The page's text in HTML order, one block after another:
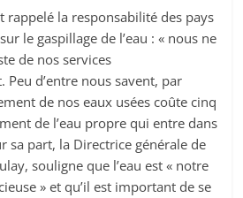
rappelé la responsabilité des pays
le gaspillage de l’eau : « nous ne
de nos services
Peu d’entre nous savent, par
de nos eaux usées coûte cinq
de l’eau propre qui entre dans
sa part, la Directrice générale de
souligne que l’eau est « notre
» et qu’il est important de se